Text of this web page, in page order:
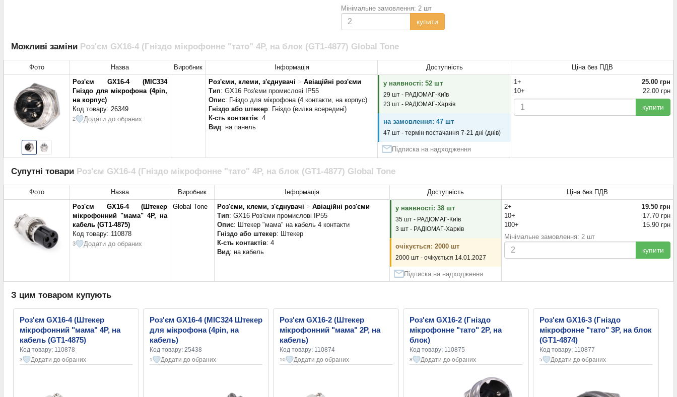
Мінімальне замовлення: 2 шт
купити
Можливі заміни Роз'єм GX16-4 (Гніздо мікрофонне "тато" 4P, на блок (GT1-4877) Global Tone
Фото Назва Виробник Інформація Доступність
Ціна без ПДВ
Роз'єм GX16-4 (MIC334
Гніздо для мікрофона (4pin,
на корпус)
Код товару: 26349
2 Додати до обраних
Роз'єми, клеми, з'єднувачі > Авіаційні роз'єми
Тип: GX16 Роз'єми промислові IP55
Опис: Гніздо для мікрофона (4 контакти, на корпус)
Гніздо або штекер: Гніздо (вилка всередині)
К-сть контактів: 4
Вид: на панель
у наявності: 52 шт
29 шт - РАДІОМАГ-Київ
23 шт - РАДІОМАГ-Харків
на замовлення: 47 шт
47 шт - термін постачання 7-21 дні (днів)
Підписка на надходження
1+
25.00 грн
10+
22.00 грн
купити
Супутні товари Роз'єм GX16-4 (Гніздо мікрофонне "тато" 4P, на блок (GT1-4877) Global Tone
Фото Назва Виробник Інформація Доступність
Ціна без ПДВ
Роз'єм GX16-4 (Штекер
мікрофонний "мама" 4P, на
кабель (GT1-4875)
Код товару: 110878
3 Додати до обраних
Global Tone Роз'єми, клеми, з'єднувачі > Авіаційні роз'єми
Тип: GX16 Роз'єми промислові IP55
Опис: Штекер "мама" на кабель 4 контакти
Гніздо або штекер: Штекер
К-сть контактів: 4
Вид: на кабель
у наявності: 38 шт
35 шт - РАДІОМАГ-Київ
3 шт - РАДІОМАГ-Харків
очікується: 2000 шт
2000 шт - очікується 14.01.2027
Підписка на надходження
2+
19.50 грн
10+
17.70 грн
100+
15.90 грн
Мінімальне замовлення: 2 шт
купити
З цим товаром купують
Роз'єм GX16-4 (Штекер
мікрофонний "мама" 4P, на
кабель (GT1-4875)
Код товару: 110878
3 Додати до обраних
Роз'єм GX16-4 (MIC324 Штекер
для мікрофона (4pin, на
кабель)
Код товару: 25438
1 Додати до обраних
Роз'єм GX16-2 (Штекер
мікрофонний "мама" 2P, на
кабель)
Код товару: 110874
10 Додати до обраних
Роз'єм GX16-2 (Гніздо
мікрофонне "тато" 2P, на
блок)
Код товару: 110875
8 Додати до обраних
Роз'єм GX16-3 (Гніздо
мікрофонне "тато" 3P, на блок
(GT1-4874)
Код товару: 110877
5 Додати до обраних